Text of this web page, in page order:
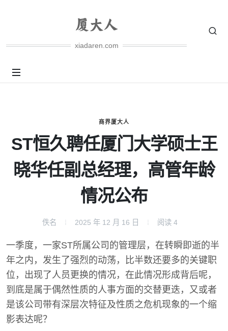
xiadaren.com
商界厦大人
ST恒久聘任厦门大学硕士王
晓华任副总经理，高管年龄
情况公布
佚名 2025 年 12 月 16 日 阅读 4
一季度，一家ST所属公司的管理层，在转瞬即逝的半
年之内，发生了强烈的动荡，比半数还要多的关键职
位，出现了人员更换的情况，在此情况形成背后呢，
到底是属于偶然性质的人事方面的交替更迭，又或者
是该公司带有深层次特征及性质之危机现象的一个缩
影表达呢？